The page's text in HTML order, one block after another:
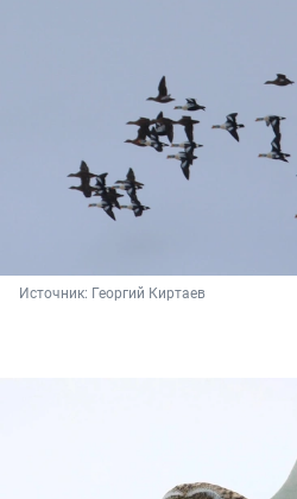
Источник: Георгий Киртаев